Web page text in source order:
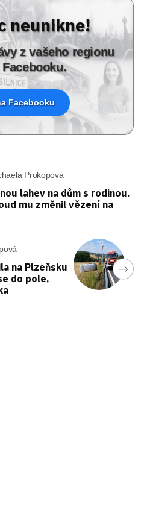
neunikne!
z vašeho regionu
Facebooku
Prokopová
lahev na dům s rodinou.
mu změnil vězení na
na Plzeňsku
do pole,